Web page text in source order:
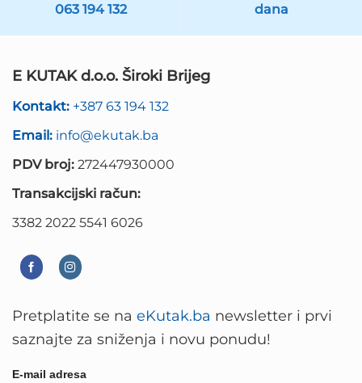
063 194 132
dana
E KUTAK d.o.o. Široki Brijeg
Kontakt: +387 63 194 132
Email: info@ekutak.ba
PDV broj: 272447930000
Transakcijski račun:
3382 2022 5541 6026
Pretplatite se na eKutak.ba newsletter i prvi
saznajte za sniženja i novu ponudu!
E-mail adresa